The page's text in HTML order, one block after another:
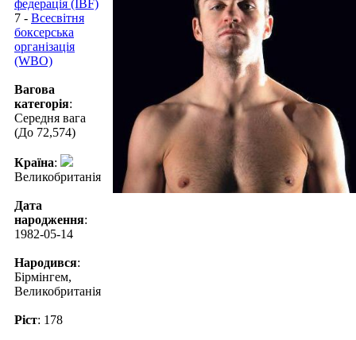
федерація (IBF)
7 - Всесвітня
боксерська
організація
(WBO)
Вагова
категорія:
Середня вага
(До 72,574)
Країна:
Великобританія
Дата
народження:
1982-05-14
Народився:
Бірмінгем,
Великобританія
Ріст: 178